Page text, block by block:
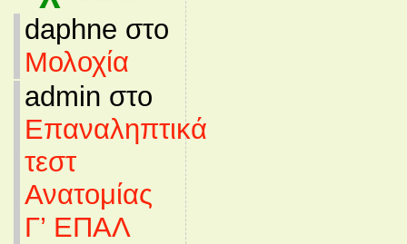
daphne στο
Μολοχία
admin στο
Επαναληπτικά
τεστ
Ανατομίας
Γ’ ΕΠΑΛ